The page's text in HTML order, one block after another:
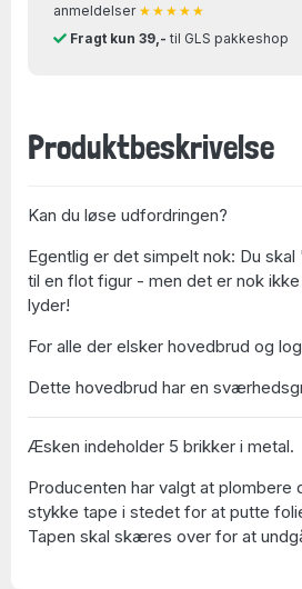
anmeldelser ★★★★★
Fragt kun 39,- til GLS pakkeshop
Produktbeskrivelse
Kan du løse udfordringen?
Egentlig er det simpelt nok: Du
til en flot figur - men det er nok
lyder!
For alle der elsker hovedbrud og
Dette hovedbrud har en
Æsken indeholder 5 brikker i metal.
Producenten har valgt at plombere
stykke tape i stedet for at putte
Tapen skal skæres over for at